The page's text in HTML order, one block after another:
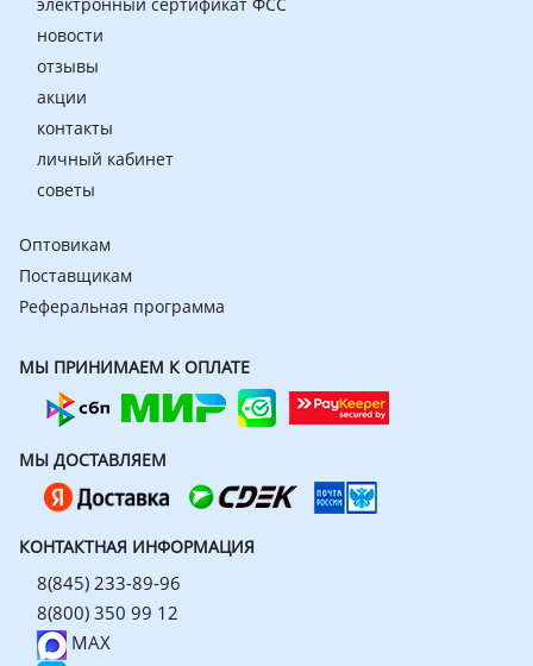
новости
отзывы
акции
контакты
личный кабинет
советы
Оптовикам
Поставщикам
Реферальная программа
МЫ ПРИНИМАЕМ К ОПЛАТЕ
МЫ ДОСТАВЛЯЕМ
КОНТАКТНАЯ ИНФОРМАЦИЯ
8(845) 233-89-96
8(800) 350 99 12
MAX